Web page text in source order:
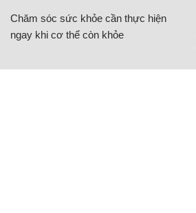
Chăm sóc sức khỏe cần thực hiện
ngay khi cơ thể còn khỏe